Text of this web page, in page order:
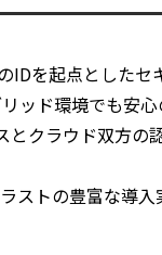
IDを起点とした
ッド環境でも安
とクラウド双方の
ストの豊富な導